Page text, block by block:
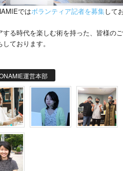
ではボランティア記者を募集して
する時代を楽しむ術を持った、皆様の
ております。
運営本部